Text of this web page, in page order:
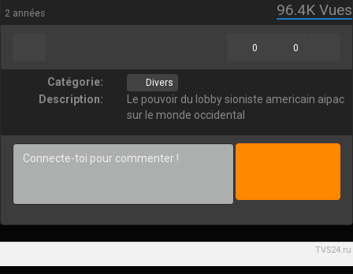
2 années 96.4K Vues
0
0
Catégorie: Divers
Description:
Le pouvoir du lobby sioniste americain aipac
sur le monde occidental
TVS24.ru